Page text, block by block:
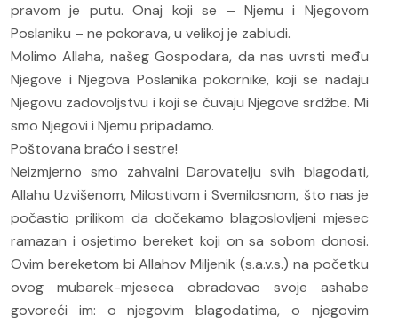
pravom je putu. Onaj koji se – Njemu i Njegovom
Poslaniku – ne pokorava, u velikoj je zabludi.
Molimo Allaha, našeg Gospodara, da nas uvrsti među
Njegove i Njegova Poslanika pokornike, koji se nadaju
Njegovu zadovoljstvu i koji se čuvaju Njegove srdžbe. Mi
smo Njegovi i Njemu pripadamo.
Poštovana braćo i sestre!
Neizmjerno smo zahvalni Darovatelju svih blagodati,
Allahu Uzvišenom, Milostivom i Svemilosnom, što nas je
počastio prilikom da dočekamo blagoslovljeni mjesec
ramazan i osjetimo bereket koji on sa sobom donosi.
Ovim bereketom bi Allahov Miljenik (s.a.v.s.) na početku
ovog mubarek-mjeseca obradovao svoje ashabe
govoreći im: o njegovim blagodatima, o njegovim